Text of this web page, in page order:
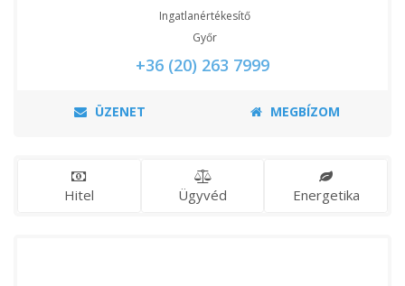
Ingatlanértékesítő
Győr
+36 (20) 263 7999
ÜZENET MEGBÍZOM
Hitel Ügyvéd Energetika